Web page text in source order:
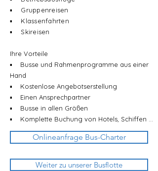
Onlineanfrage Bus-Charter
▪ Gruppenreisen
▪ Klassenfahrten
▪ Skireisen
Ihre Vorteile
▪ Busse und Rahmenprogramme aus einer
Hand
▪ Kostenlose Angebotserstellung
▪ Einen Ansprechpartner
▪ Busse in allen Größen
▪ Komplette Buchung von Hotels, Schiffen ...
Weiter zu unserer Busflotte